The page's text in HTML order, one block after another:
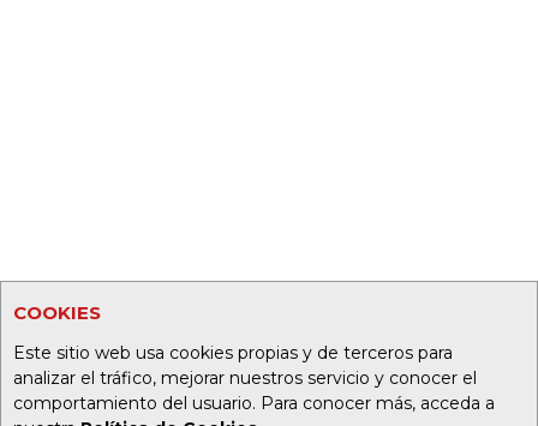
COOKIES
Este sitio web usa cookies propias y de terceros para
analizar el tráfico, mejorar nuestros servicio y conocer el
comportamiento del usuario. Para conocer más, acceda a